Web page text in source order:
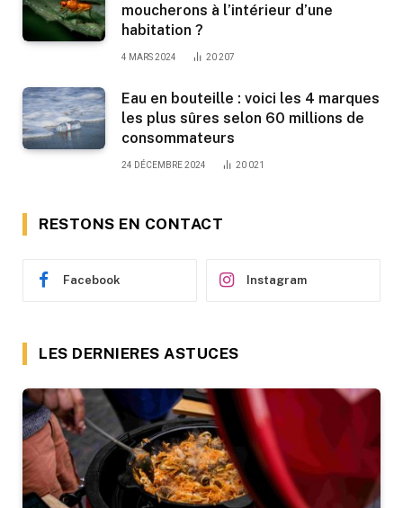
moucherons à l’intérieur d’une
habitation ?
4 MARS 2024 20 207
Eau en bouteille : voici les 4 marques
les plus sûres selon 60 millions de
consommateurs
24 DÉCEMBRE 2024 20 021
RESTONS EN CONTACT
Facebook Instagram
LES DERNIERES ASTUCES